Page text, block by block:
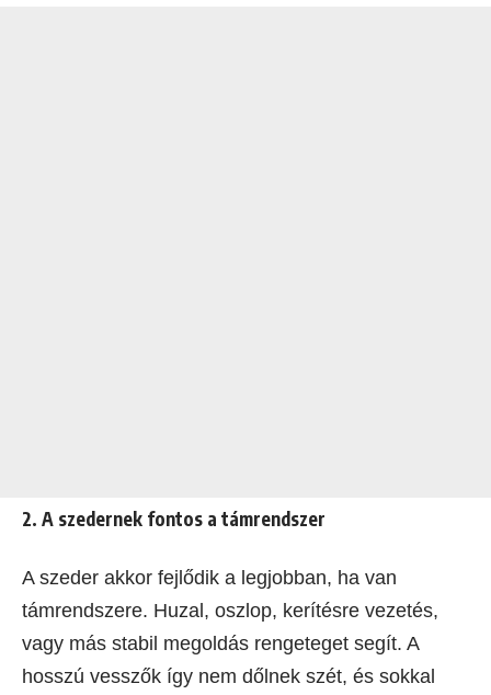
2. A szedernek fontos a támrendszer
A szeder akkor fejlődik a legjobban, ha van
támrendszere. Huzal, oszlop, kerítésre vezetés,
vagy más stabil megoldás rengeteget segít. A
hosszú vesszők így nem dőlnek szét, és sokkal